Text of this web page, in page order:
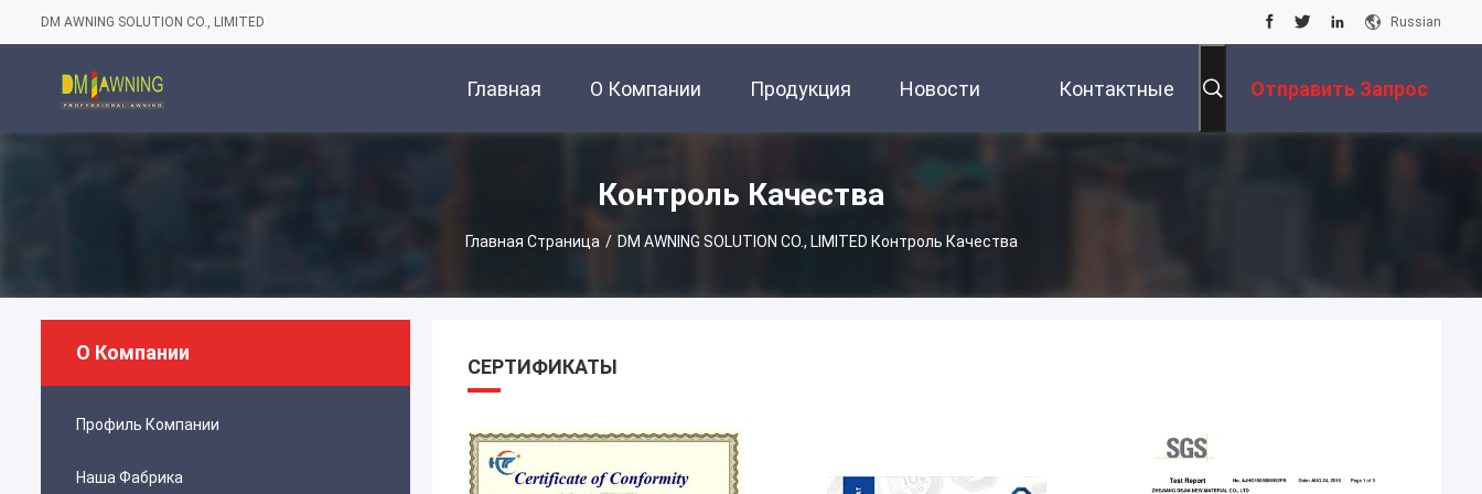
DM AWNING SOLUTION CO., LIMITED Russian
Главная О Компании Продукция Новости Контактные Отправить Запрос
Контроль Качества
Главная Страница / DM AWNING SOLUTION CO., LIMITED Контроль Качества
О Компании
Профиль Компании
Наша Фабрика
СЕРТИФИКАТЫ